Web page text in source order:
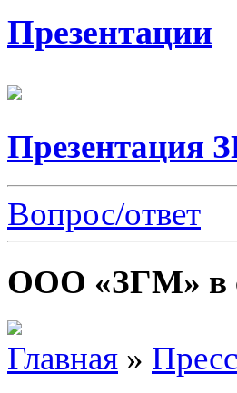
Презентации
Презентация
Вопрос/ответ
ООО «ЗГМ» в
Главная »